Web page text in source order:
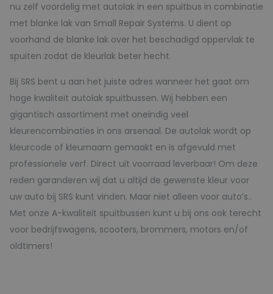
nu zelf voordelig met autolak in een spuitbus in combinatie
met blanke lak van Small Repair Systems. U dient op
voorhand de blanke lak over het beschadigd oppervlak te
spuiten zodat de kleurlak beter hecht.
Bij SRS bent u aan het juiste adres wanneer het gaat om
hoge kwaliteit autolak spuitbussen. Wij hebben een
gigantisch assortiment met oneindig veel
kleurencombinaties in ons arsenaal. De autolak wordt op
kleurcode of kleurnaam gemaakt en is afgevuld met
professionele verf. Direct uit voorraad leverbaar! Om deze
reden garanderen wij dat u altijd de gewenste kleur voor
uw auto bij SRS kunt vinden. Maar niet alleen voor auto’s..
Met onze A-kwaliteit spuitbussen kunt u bij ons ook terecht
voor bedrijfswagens, scooters, brommers, motors en/of
oldtimers!